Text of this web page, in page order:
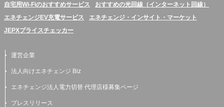
自宅用Wi-Fiのおすすめサービス
おすすめの光回線（インターネット回線）
エネチェンジEV充電サービス
エネチェンジ・インサイト・マーケット
JEPXプライスチェッカー
運営企業
法人向けエネチェンジ Biz
エネチェンジ法人電力切替 代理店様募集ページ
プレスリリース